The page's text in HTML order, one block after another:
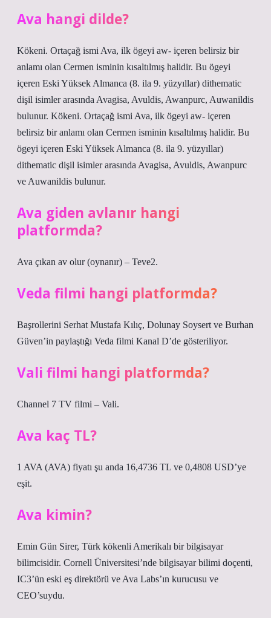
Ava hangi dilde?
Kökeni. Ortaçağ ismi Ava, ilk ögeyi aw- içeren belirsiz bir
anlamı olan Cermen isminin kısaltılmış halidir. Bu ögeyi
içeren Eski Yüksek Almanca (8. ila 9. yüzyıllar) dithematic
dişil isimler arasında Avagisa, Avuldis, Awanpurc, Auwanildis
bulunur. Kökeni. Ortaçağ ismi Ava, ilk ögeyi aw- içeren
belirsiz bir anlamı olan Cermen isminin kısaltılmış halidir. Bu
ögeyi içeren Eski Yüksek Almanca (8. ila 9. yüzyıllar)
dithematic dişil isimler arasında Avagisa, Avuldis, Awanpurc
ve Auwanildis bulunur.
Ava giden avlanır hangi
platformda?
Ava çıkan av olur (oynanır) – Teve2.
Veda filmi hangi platformda?
Başrollerini Serhat Mustafa Kılıç, Dolunay Soysert ve Burhan
Güven’in paylaştığı Veda filmi Kanal D’de gösteriliyor.
Vali filmi hangi platformda?
Channel 7 TV filmi – Vali.
Ava kaç TL?
1 AVA (AVA) fiyatı şu anda 16,4736 TL ve 0,4808 USD’ye
eşit.
Ava kimin?
Emin Gün Sirer, Türk kökenli Amerikalı bir bilgisayar
bilimcisidir. Cornell Üniversitesi’nde bilgisayar bilimi doçenti,
IC3’ün eski eş direktörü ve Ava Labs’ın kurucusu ve
CEO’suydu.